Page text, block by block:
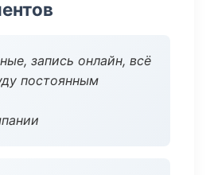
запись онлайн, всё
постоянным